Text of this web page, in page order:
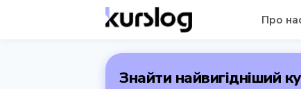
Про
Знайти найвигідніший